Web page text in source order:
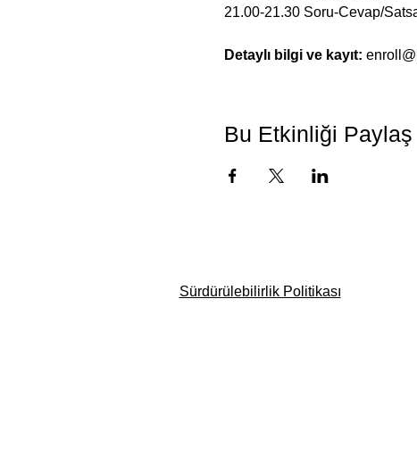
21.00-21.30 Soru-Cevap/
Detaylı bilgi ve kayıt:
Bu Etkinliği Paylaş
Sürdürülebilirlik Politikası